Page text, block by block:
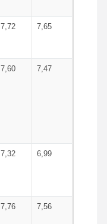
7,72 7,65
7,60 7,47
7,32 6,99
7,76 7,56